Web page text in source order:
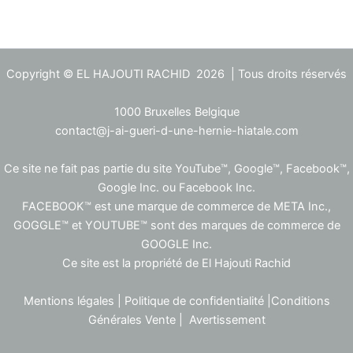
Copyright © EL HAJOUTI RACHID 2026 | Tous droits réservés
1000 Bruxelles Belgique
contact@j-ai-gueri-d-une-hernie-hiatale.com
Ce site ne fait pas partie du site YouTube™, Google™, Facebook™,
Google Inc. ou Facebook Inc.
FACEBOOK™ est une marque de commerce de META Inc.,
GOGGLE™ et YOUTUBE™ sont des marques de commerce de
GOOGLE Inc.
Ce site est la propriété de El Hajouti Rachid
Mentions légales Politique de confidentialité Conditions
Générales Vente| Avertissement